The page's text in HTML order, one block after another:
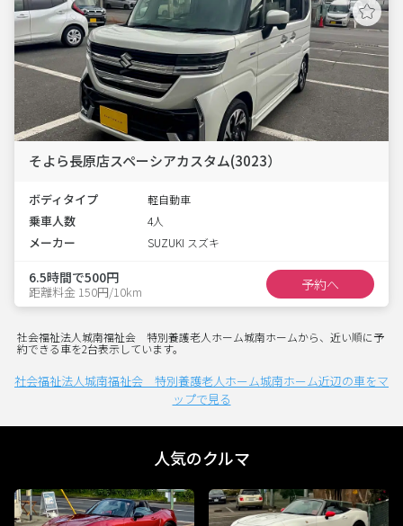
そよら長原店スペーシアカスタム(3023）
ボディタイプ 軽自動車
乗車人数 4人
メーカー SUZUKI スズキ
6.5時間で500円
距離料金 150円/10km 予約へ
社会福祉法人城南福祉会 特別養護老人ホーム城南ホームから、近い順に予
約できる車を2台表示しています。
社会福祉法人城南福祉会 特別養護老人ホーム城南ホーム近辺の車をマ
ップで見る
人気のクルマ